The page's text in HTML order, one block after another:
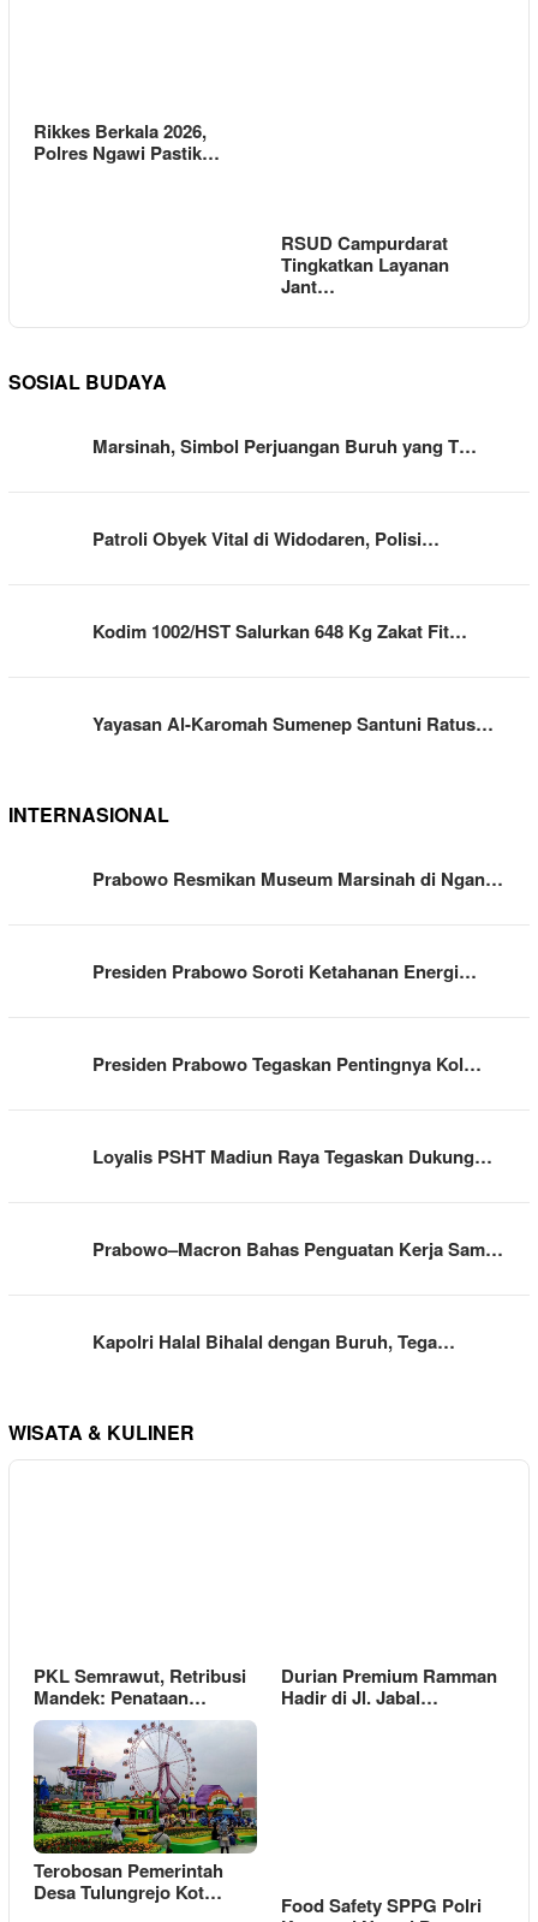
Rikkes Berkala 2026,
Polres Ngawi Pastik…
RSUD Campurdarat
Tingkatkan Layanan
Jant…
SOSIAL BUDAYA
Marsinah, Simbol Perjuangan Buruh yang T…
Patroli Obyek Vital di Widodaren, Polisi…
Kodim 1002/HST Salurkan 648 Kg Zakat Fit…
Yayasan Al-Karomah Sumenep Santuni Ratus…
INTERNASIONAL
Prabowo Resmikan Museum Marsinah di Ngan…
Presiden Prabowo Soroti Ketahanan Energi…
Presiden Prabowo Tegaskan Pentingnya Kol…
Loyalis PSHT Madiun Raya Tegaskan Dukung…
Prabowo–Macron Bahas Penguatan Kerja Sam…
Kapolri Halal Bihalal dengan Buruh, Tega…
WISATA & KULINER
PKL Semrawut, Retribusi
Mandek: Penataan…
Durian Premium Ramman
Hadir di Jl. Jabal…
Terobosan Pemerintah
Desa Tulungrejo Kot…
Food Safety SPPG Polri